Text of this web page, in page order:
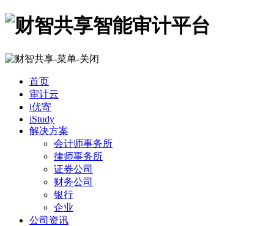
首页
审计云
i优寄
iStudy
解决方案
会计师事务所
律师事务所
证券公司
财务公司
银行
企业
公司资讯